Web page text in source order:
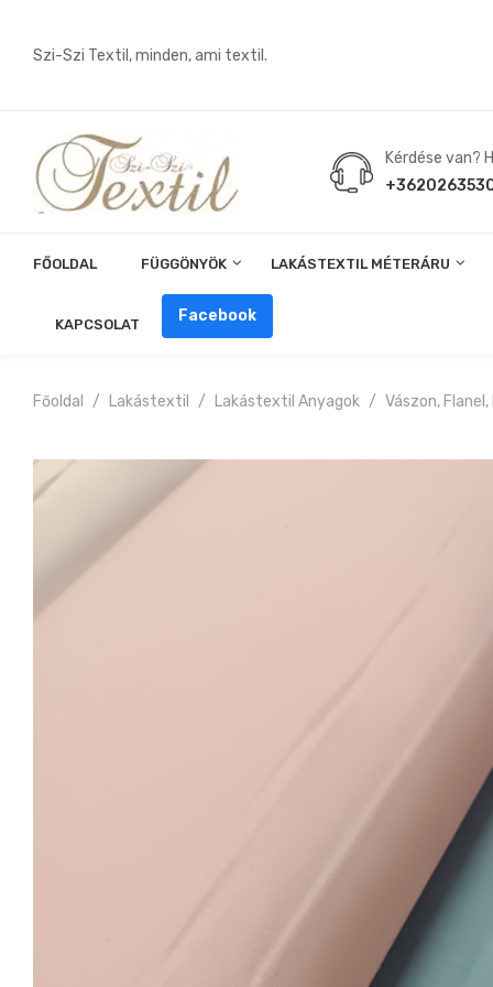
Szi-Szi Textil, minden, ami textil.
Kérdése van?
FŐOLDAL FÜGGÖNYÖK LAKÁSTEXTIL MÉTERÁRU
KAPCSOLAT Facebook
Főoldal Lakástextil Lakástextil Anyagok Vászon,